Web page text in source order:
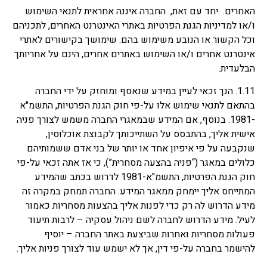
האחרים. יחד עם זאת, החברה איננה אחראית לתנאי השימוש
ו/או למדיניות הגנת הפרטיות באתרי האינטרנט האחרים, לתכניהם
וכל הקשור או הנובע משימוש בהם. שימושך בקישורים לאתרי
אינטרנט אחרים ו/או השימוש באתרים אחרים, הינם על אחריותך
הבלעדית.
1.11. הנך זכאי לעיין במידע שנאסף ומוחזק על ידי החברה
בהתאם לתנאי שימוש אלו על-פי חוק הגנת הפרטיות, התשמ"א
-1981. בנוסף, אם המידע שבמאגרי החברה משמש לצורך פניה
אישית אליך, בהתבסס על השתייכותך לקבוצת אוכלוסין,
שנקבעה על פי איפיון אחד או יותר של בני אדם ששמותיהם
כלולים במאגר (“פניה בהצעה מסחרית”), כי אז אתה זכאי על-פי
חוק הגנת הפרטיות, התשמ"א-1981 לדרוש בכתב שהמידע
המתייחס אליך יימחק ממאגר המידע. החברה תמחק במקרה זה
מידע הדרוש לה רק כדי לפנות אליך בהצעות מסחריות כאמור
לעיל. מידע הדרוש לחברה לשם ניהול עסקיה – לרבות תיעוד
פעולות מסחריות ואחרות שביצעת באתר החברה – יוסיף
להישמר בחברה על-פי דין, אך לא ישמש עוד לצורך פניות אליך.